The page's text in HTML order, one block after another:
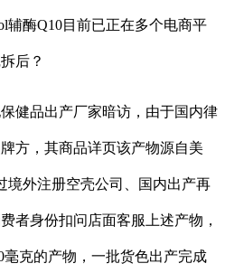
辅酶Q10目前已正在多个电商平
后？
品出产厂家暗访，由于国内律
方，其商品详页该产物源自美
境外注册空壳公司、国内出产再
者身份扣问店面客服上述产物，
毫克的产物，一批货色出产完成